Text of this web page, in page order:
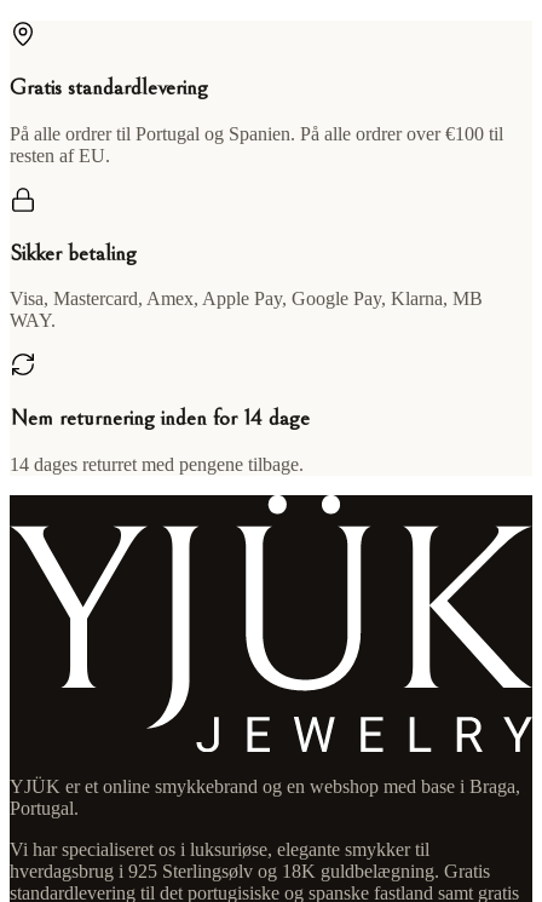
Gratis standardlevering
På alle ordrer til Portugal og Spanien. På alle ordrer over €100 til
resten af EU.
Sikker betaling
Visa, Mastercard, Amex, Apple Pay, Google Pay, Klarna, MB
WAY.
Nem returnering inden for 14 dage
14 dages returret med pengene tilbage.
YJÜK er et online smykkebrand og en webshop med base i Braga,
Portugal.
Vi har specialiseret os i luksuriøse, elegante smykker til
hverdagsbrug i 925 Sterlingsølv og 18K guldbelægning. Gratis
standardlevering til det portugisiske og spanske fastland samt gratis